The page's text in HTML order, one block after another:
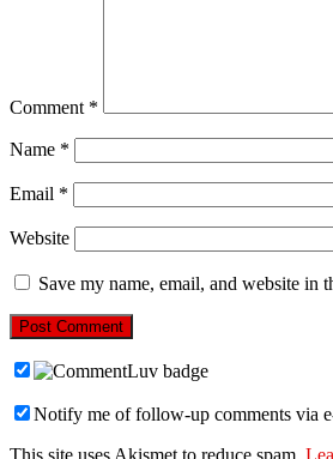
Comment *
Name *
Email *
Website
Save my name, email, and website in
Notify me of follow-up comments via